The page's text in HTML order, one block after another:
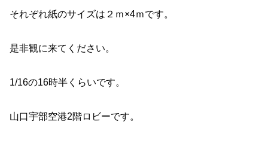
それぞれ紙のサイズは２ｍ×4ｍです。
是非観に来てください。
1/16の16時半くらいです。
山口宇部空港2階ロビーです。